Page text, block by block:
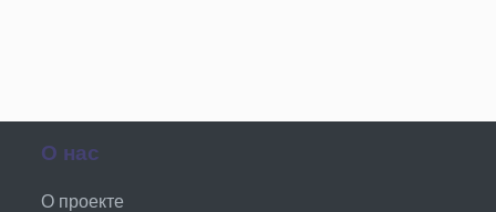
О нас
О проекте